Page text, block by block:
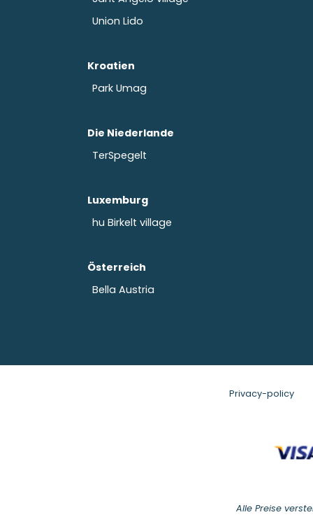
Union Lido
Kroatien
Park Umag
Die Niederlande
TerSpegelt
Luxemburg
hu Birkelt village
Österreich
Bella Austria
Privacy-policy
Alle Preise